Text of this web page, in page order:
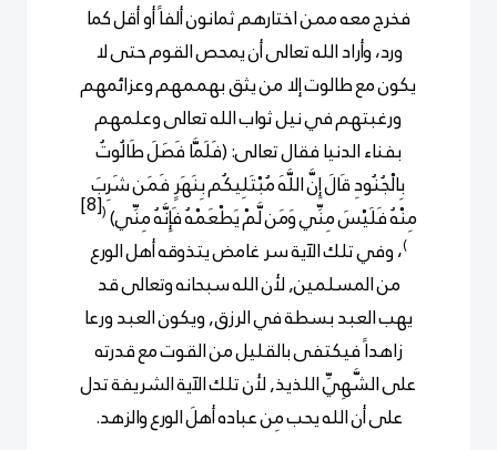
فخرج معه ممن اختارهم ثمانون ألفاً أو أقل كما
ورد، وأراد الله تعالى أن يمحص القوم حتى لا
يكون مع طالوت إلا من يثق بهممهم وعزائمهم
ورغبتهم في نيل ثواب الله تعالى وعلمهم
بفناء الدنيا فقال تعالى: (فَلَمَّا فَصَلَ طَالُوتُ
بِالْجُنُودِ قَالَ إِنَّ اللَّهَ مُبْتَلِيكُم بِنَهَرٍ فَمَن شَرِبَ
مِنْهُ فَلَيْسَ مِنِّي وَمَن لَّمْ يَطْعَمْهُ فَإِنَّهُ مِنِّي)(
[8]
)، وفي تلك الآية سر غامض يتذوقه أهل الورع
من المسلمين, لأن الله سبحانه وتعالى قد
يهب العبد بسطة في الرزق, ويكون العبد ورعا
زاهداً فيكتفى بالقليل من القوت مع قدرته
على الشَّهِيِّ اللذيذ, لأن تلك الآية الشريفة تدل
على أن الله يحب مِن عباده أهلَ الورع والزهد.